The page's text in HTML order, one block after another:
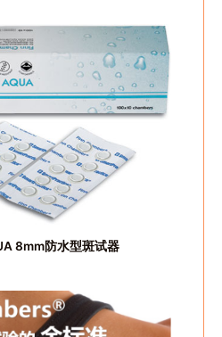
8mm防水型斑试器